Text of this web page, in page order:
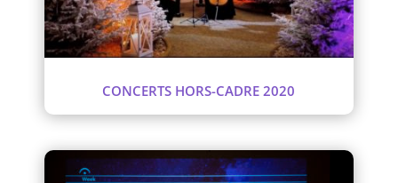
CONCERTS HORS-CADRE 2020